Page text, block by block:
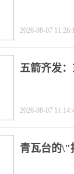
2026-08-07
五箭齐发
2026-08-07
青瓦台的\"